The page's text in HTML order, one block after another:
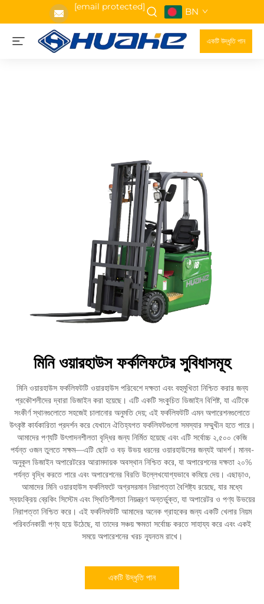
[email protected] BN
একটি উদ্ধৃতি পান
মিনি ওয়ারহাউস ফর্কলিফটের সুবিধাসমূহ
মিনি ওয়ারহাউস ফর্কলিফটটি ওয়ারহাউস পরিবেশে দক্ষতা এবং বহুমুখিতা নিশ্চিত করার জন্য
প্রকৌশলীদের দ্বারা ডিজাইন করা হয়েছে। এটি একটি সংকুচিত ডিজাইন বিশিষ্ট, যা এটিকে
সংকীর্ণ স্থানগুলোতে সহজেই চালানোর অনুমতি দেয়; এই ফর্কলিফটটি এমন অপারেশনগুলোতে
উৎকৃষ্ট কার্যকারিতা প্রদর্শন করে যেখানে ঐতিহ্যগত ফর্কলিফটগুলো সমস্যার সম্মুখীন হতে পারে।
আমাদের পণ্যটি উৎপাদনশীলতা বৃদ্ধির জন্য নির্মিত হয়েছে এবং এটি সর্বোচ্চ ২,৫০০ কেজি
পর্যন্ত ওজন তুলতে সক্ষম—এটি ছোট ও বড় উভয় ধরনের ওয়ারহাউসের জন্যই আদর্শ। মানব-
অনুকূল ডিজাইন অপারেটরের আরামদায়ক অবস্থান নিশ্চিত করে, যা অপারেশনের দক্ষতা ২০%
পর্যন্ত বৃদ্ধি করতে পারে এবং অপারেশনের বিরতি উল্লেখযোগ্যভাবে কমিয়ে দেয়। এছাড়াও,
আমাদের মিনি ওয়ারহাউস ফর্কলিফটে অগ্রসরমান নিরাপত্তা বৈশিষ্ট্য রয়েছে, যার মধ্যে
স্বয়ংক্রিয় ব্রেকিং সিস্টেম এবং স্থিতিশীলতা নিয়ন্ত্রণ অন্তর্ভুক্ত, যা অপারেটর ও পণ্য উভয়ের
নিরাপত্তা নিশ্চিত করে। এই ফর্কলিফটটি আমাদের অনেক গ্রাহকের জন্য একটি খেলার নিয়ম
পরিবর্তনকারী পণ্য হয়ে উঠেছে, যা তাদের সঞ্চয় ক্ষমতা সর্বোচ্চ করতে সাহায্য করে এবং একই
সময়ে অপারেশনের খরচ ন্যূনতম রাখে।
একটি উদ্ধৃতি পান